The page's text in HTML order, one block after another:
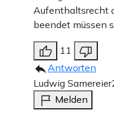
Aufenthaltsrecht
beendet müssen
11
Antworten
Ludwig Samereier
Melden